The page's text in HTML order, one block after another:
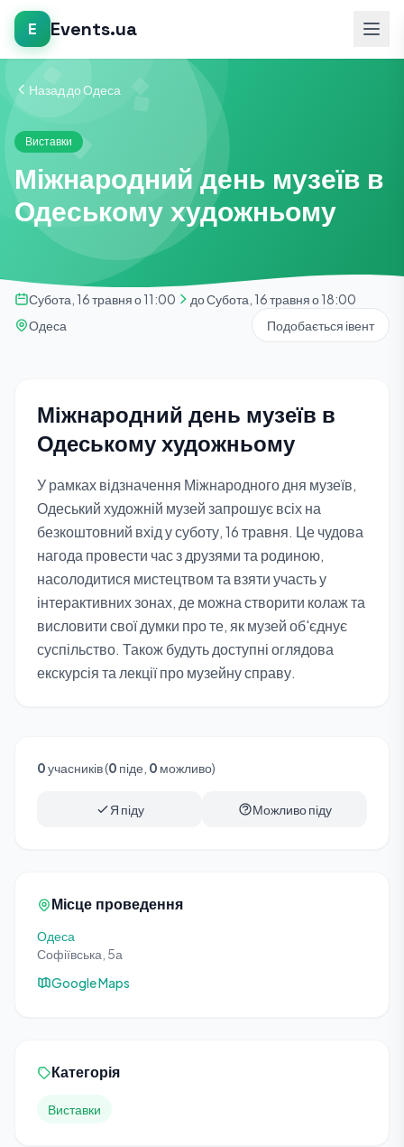
E Events.ua
Назад до Одеса
Виставки
Міжнародний день музеїв в
Одеському художньому
Субота, 16 травня о 11:00
до Субота, 16 травня о 18:00
Одеса
Подобається івент
Міжнародний день музеїв в
Одеському художньому
У рамках відзначення Міжнародного дня музеїв,
Одеський художній музей запрошує всіх на
безкоштовний вхід у суботу, 16 травня. Це чудова
нагода провести час з друзями та родиною,
насолодитися мистецтвом та взяти участь у
інтерактивних зонах, де можна створити колаж та
висловити свої думки про те, як музей об'єднує
суспільство. Також будуть доступні оглядова
екскурсія та лекції про музейну справу.
0учасників (0 піде, 0 можливо)
Я піду Можливо піду
Місце проведення
Одеса
Софіївська, 5а
Google Maps
Категорія
Виставки